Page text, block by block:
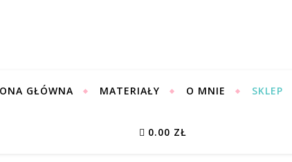
GŁÓWNA MATERIAŁY O MNIE SKLEP
0.00 ZŁ